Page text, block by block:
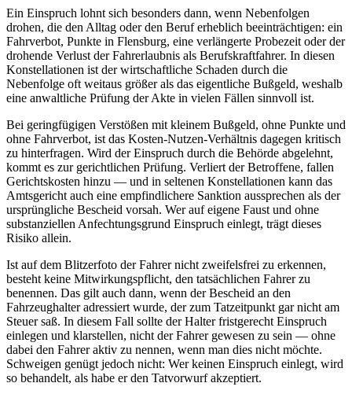
Ein Einspruch lohnt sich besonders dann, wenn Nebenfolgen
drohen, die den Alltag oder den Beruf erheblich beeinträchtigen: ein
Fahrverbot, Punkte in Flensburg, eine verlängerte Probezeit oder der
drohende Verlust der Fahrerlaubnis als Berufskraftfahrer. In diesen
Konstellationen ist der wirtschaftliche Schaden durch die
Nebenfolge oft weitaus größer als das eigentliche Bußgeld, weshalb
eine anwaltliche Prüfung der Akte in vielen Fällen sinnvoll ist.
Bei geringfügigen Verstößen mit kleinem Bußgeld, ohne Punkte und
ohne Fahrverbot, ist das Kosten-Nutzen-Verhältnis dagegen kritisch
zu hinterfragen. Wird der Einspruch durch die Behörde abgelehnt,
kommt es zur gerichtlichen Prüfung. Verliert der Betroffene, fallen
Gerichtskosten hinzu — und in seltenen Konstellationen kann das
Amtsgericht auch eine empfindlichere Sanktion aussprechen als der
ursprüngliche Bescheid vorsah. Wer auf eigene Faust und ohne
substanziellen Anfechtungsgrund Einspruch einlegt, trägt dieses
Risiko allein.
Ist auf dem Blitzerfoto der Fahrer nicht zweifelsfrei zu erkennen,
besteht keine Mitwirkungspflicht, den tatsächlichen Fahrer zu
benennen. Das gilt auch dann, wenn der Bescheid an den
Fahrzeughalter adressiert wurde, der zum Tatzeitpunkt gar nicht am
Steuer saß. In diesem Fall sollte der Halter fristgerecht Einspruch
einlegen und klarstellen, nicht der Fahrer gewesen zu sein — ohne
dabei den Fahrer aktiv zu nennen, wenn man dies nicht möchte.
Schweigen genügt jedoch nicht: Wer keinen Einspruch einlegt, wird
so behandelt, als habe er den Tatvorwurf akzeptiert.